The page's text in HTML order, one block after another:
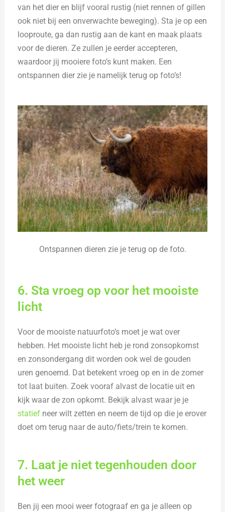
van het dier en blijf vooral rustig (niet rennen of gillen
ook niet bij een onverwachte beweging). Sta je op een
looproute, ga dan rustig aan de kant en maak plaats
voor de dieren. Ze zullen je eerder accepteren,
waardoor jij mooiere foto’s kunt maken. Een
ontspannen dier zie je namelijk terug op foto’s!
Ontspannen dieren zie je terug op de foto.
6. Sta vroeg op voor het mooiste
licht
Voor de mooiste natuurfoto’s moet je wat over
hebben. Het mooiste licht heb je rond zonsopkomst
en zonsondergang dit worden ook wel de gouden
uren genoemd. Dat betekent vroeg op en in de zomer
tot laat buiten. Zoek vooraf alvast de locatie uit en
kijk waar de zon opkomt. Bekijk alvast waar je je
statief neer wilt zetten en neem de tijd op die je erover
doet om terug naar de auto/fiets/trein te komen.
7. Laat je niet tegenhouden door
het weer
Ben jij een mooi weer fotograaf en ga je alleen op